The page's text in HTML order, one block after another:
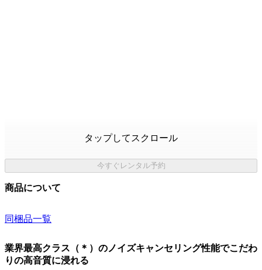
タップしてスクロール
今すぐレンタル予約
商品について
同梱品一覧
業界最高クラス（＊）のノイズキャンセリング性能でこだわ
りの高音質に浸れる